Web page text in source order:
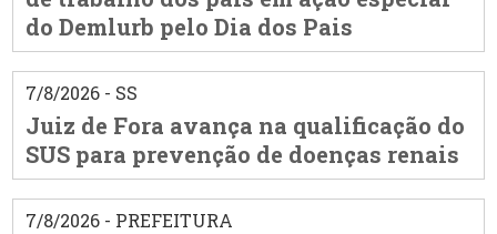
do Demlurb pelo Dia dos Pais
7/8/2026 - SS
Juiz de Fora avança na qualificação do
SUS para prevenção de doenças renais
7/8/2026 - PREFEITURA